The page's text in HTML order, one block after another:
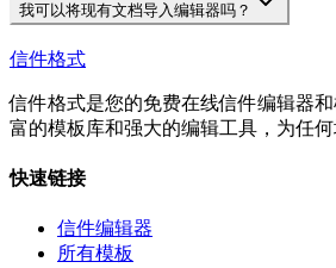
我可以将现有文档导入编辑器吗？
信件格式
信件格式是您的免费在线信件编辑器
富的模板库和强大的编辑工具，为任何
快速链接
信件编辑器
所有模板